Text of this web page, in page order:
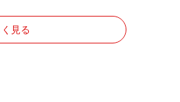
見る